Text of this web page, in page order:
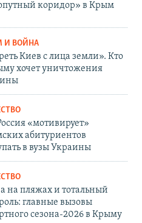
коридор» в Крым
И ВОЙНА
Киев с лица земли». Кто
хочет уничтожения
«мотивирует»
абитуриентов
в вузы Украины
на пляжах и тотальный
главные вызовы
сезона-2026 в Крыму